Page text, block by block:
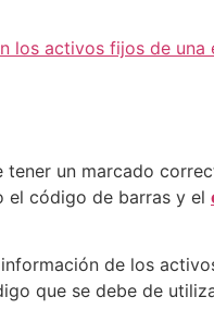
los activos fijos de una
un marcado
el código de barras y el
de los
que se debe de